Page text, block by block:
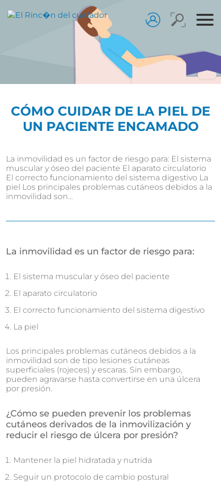
CÓMO CUIDAR DE LA PIEL DE
UN PACIENTE ENCAMADO
La inmovilidad es un factor de riesgo para: El sistema
muscular y óseo del paciente El aparato circulatorio
El correcto funcionamiento del sistema digestivo La
piel Los principales problemas cutáneos debidos a la
inmovilidad son…
La inmovilidad es un factor de riesgo para:
El sistema muscular y óseo del paciente
El aparato circulatorio
El correcto funcionamiento del sistema digestivo
La piel
Los principales problemas cutáneos debidos a la
inmovilidad son de tipo lesiones cutáneas
superficiales (rojeces) y escaras. Sin embargo,
pueden agravarse hasta convertirse en una úlcera
por presión.
¿Cómo se pueden prevenir los problemas
cutáneos derivados de la inmovilización y
reducir el riesgo de úlcera por presión?
Mantener la piel hidratada y nutrida
Seguir un protocolo de cambio postural